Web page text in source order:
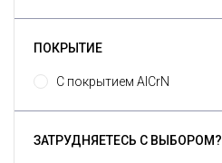
ПОКРЫТИЕ
С покрытием AlCrN
ЗАТРУДНЯЕТЕСЬ С ВЫБОРОМ?